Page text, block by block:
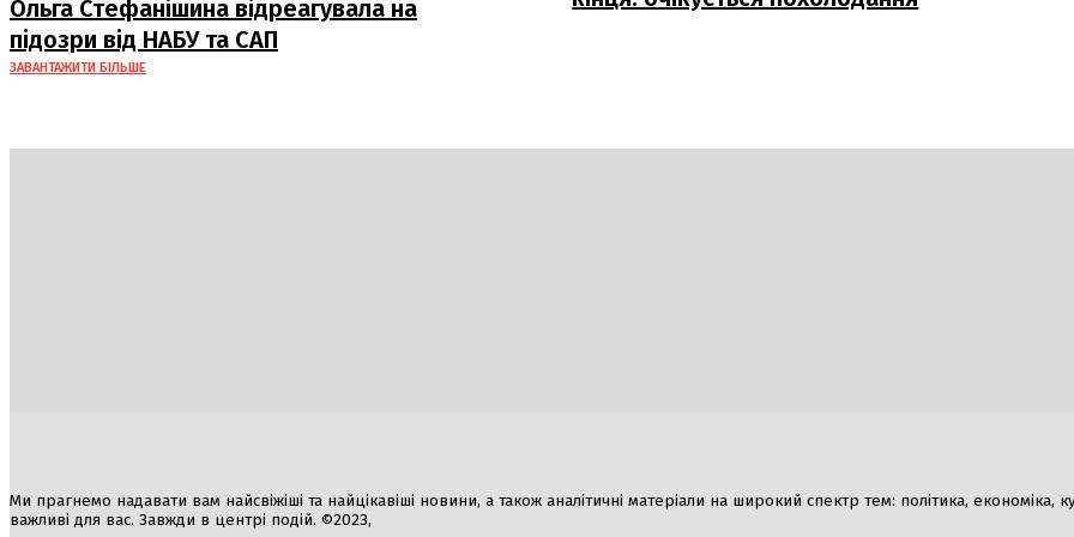
Ольга Стефанішина відреагувала на
підозри від НАБУ та САП
ЗАВАНТАЖИТИ БІЛЬШЕ
Ми прагнемо надавати вам найсвіжіші та найцікавіші новини, а також аналітичні матеріали на широкий спектр тем: політика, економіка,
важливі для вас. Завжди в центрі подій. ©2023,